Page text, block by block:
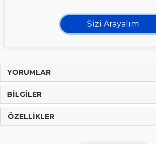
Sizi Arayalım
YORUMLAR
BILGILER
ÖZELLIKLER